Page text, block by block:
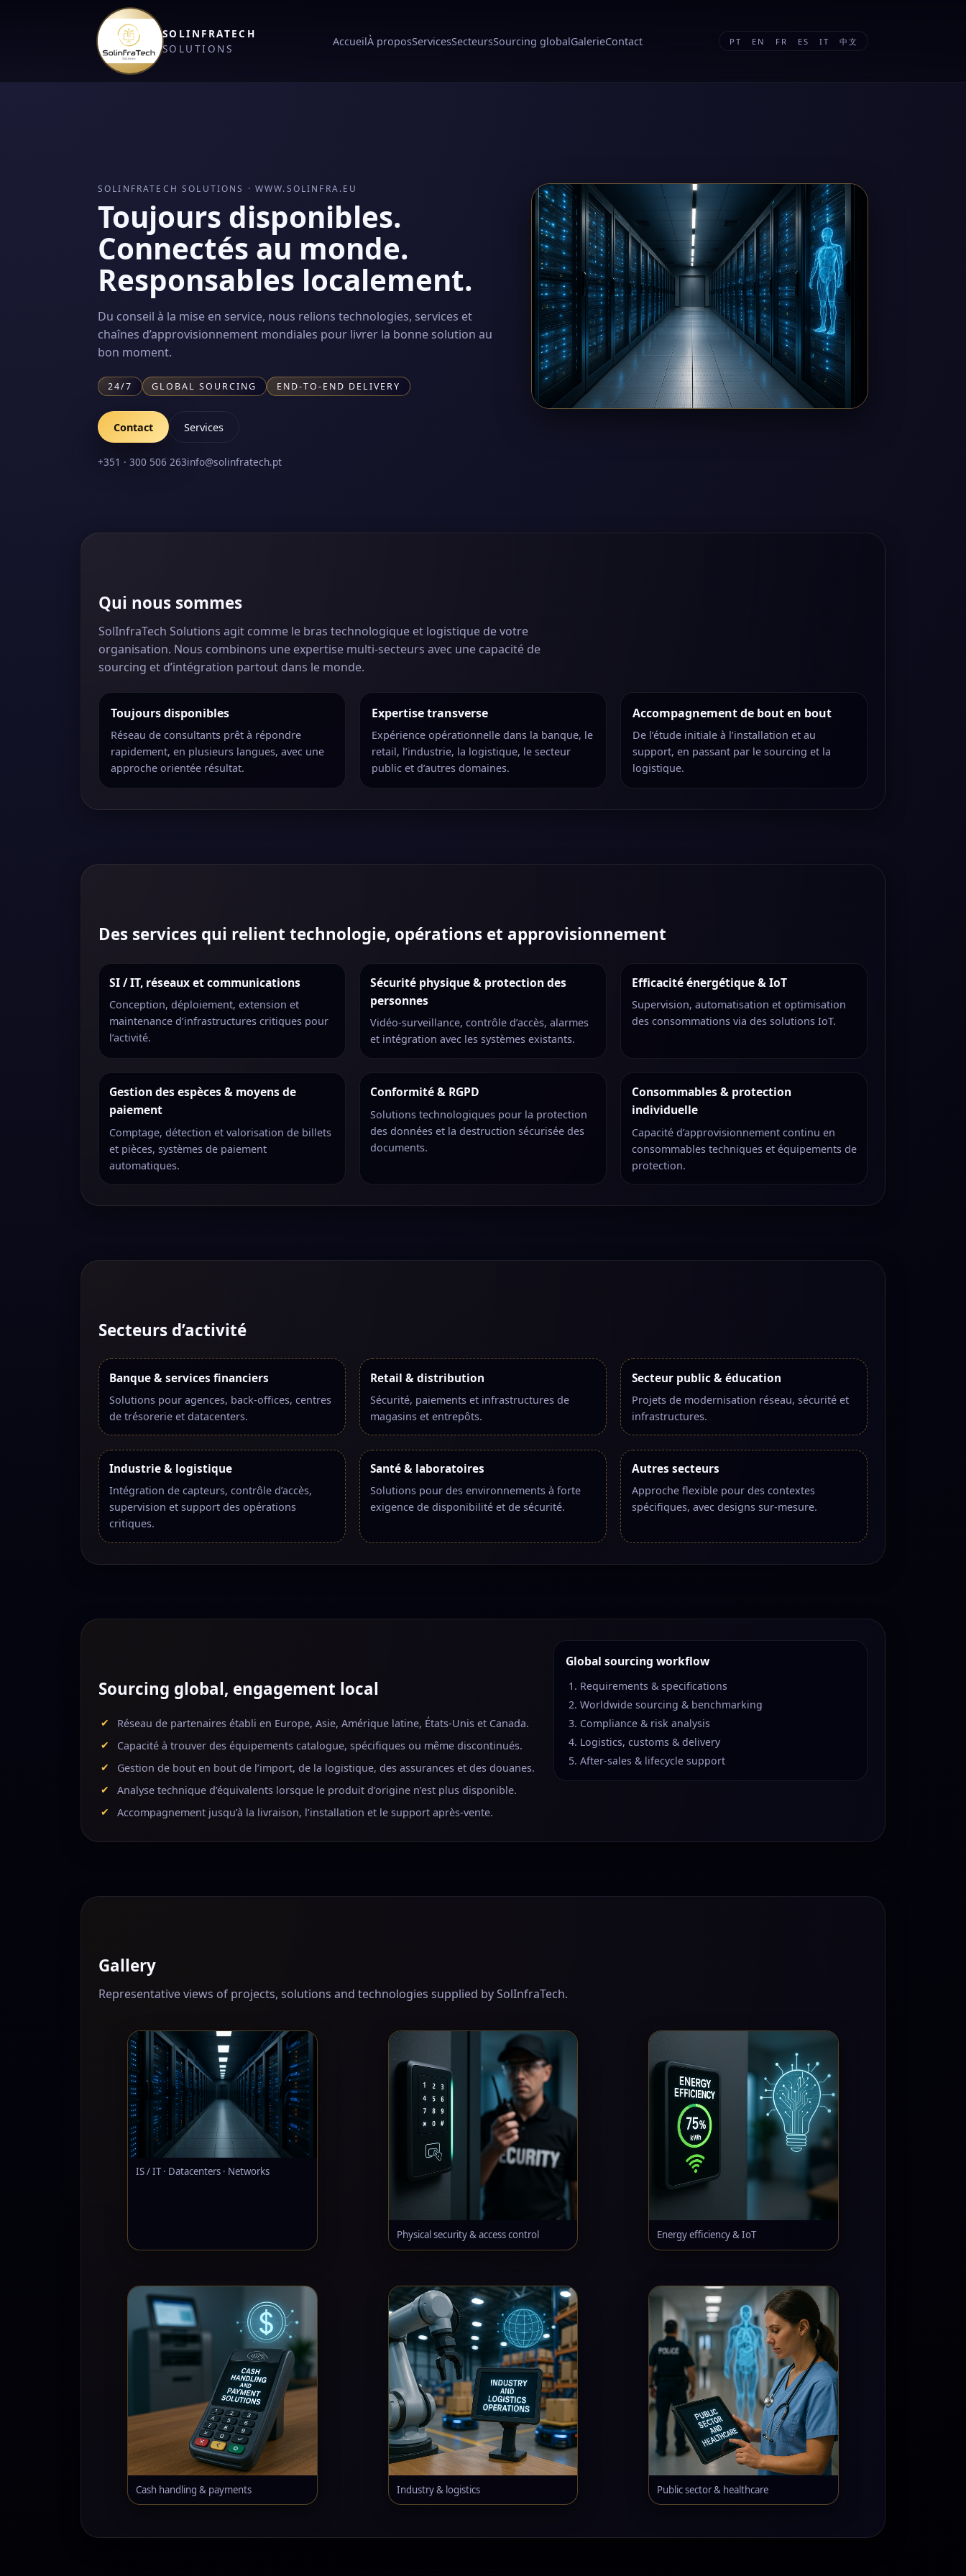
SOLINFRATECH
SOLUTIONS
AccueilÀ proposServicesSecteursSourcing globalGalerieContact PT EN FR ES IT 中文
SOLINFRATECH SOLUTIONS · WWW.SOLINFRA.EU
Toujours disponibles.
Connectés au monde.
Responsables localement.
Du conseil à la mise en service, nous relions technologies, services et
chaînes d’approvisionnement mondiales pour livrer la bonne solution au
bon moment.
24/7 GLOBAL SOURCING END-TO-END DELIVERY
Contact Services
+351 · 300 506 263info@solinfratech.pt
Qui nous sommes
SolInfraTech Solutions agit comme le bras technologique et logistique de votre
organisation. Nous combinons une expertise multi-secteurs avec une capacité de
sourcing et d’intégration partout dans le monde.
Toujours disponibles
Réseau de consultants prêt à répondre
rapidement, en plusieurs langues, avec une
approche orientée résultat.
Expertise transverse
Expérience opérationnelle dans la banque, le
retail, l’industrie, la logistique, le secteur
public et d’autres domaines.
Accompagnement de bout en bout
De l’étude initiale à l’installation et au
support, en passant par le sourcing et la
logistique.
Des services qui relient technologie, opérations et approvisionnement
SI / IT, réseaux et communications
Conception, déploiement, extension et
maintenance d’infrastructures critiques pour
l’activité.
Sécurité physique & protection des
personnes
Vidéo-surveillance, contrôle d’accès, alarmes
et intégration avec les systèmes existants.
Efficacité énergétique & IoT
Supervision, automatisation et optimisation
des consommations via des solutions IoT.
Gestion des espèces & moyens de
paiement
Comptage, détection et valorisation de billets
et pièces, systèmes de paiement
automatiques.
Conformité & RGPD
Solutions technologiques pour la protection
des données et la destruction sécurisée des
documents.
Consommables & protection
individuelle
Capacité d’approvisionnement continu en
consommables techniques et équipements de
protection.
Secteurs d’activité
Banque & services financiers
Solutions pour agences, back-offices, centres
de trésorerie et datacenters.
Retail & distribution
Sécurité, paiements et infrastructures de
magasins et entrepôts.
Secteur public & éducation
Projets de modernisation réseau, sécurité et
infrastructures.
Industrie & logistique
Intégration de capteurs, contrôle d’accès,
supervision et support des opérations
critiques.
Santé & laboratoires
Solutions pour des environnements à forte
exigence de disponibilité et de sécurité.
Autres secteurs
Approche flexible pour des contextes
spécifiques, avec designs sur-mesure.
Sourcing global, engagement local
Réseau de partenaires établi en Europe, Asie, Amérique latine, États-Unis et Canada.
Capacité à trouver des équipements catalogue, spécifiques ou même discontinués.
Gestion de bout en bout de l’import, de la logistique, des assurances et des douanes.
Analyse technique d’équivalents lorsque le produit d’origine n’est plus disponible.
Accompagnement jusqu’à la livraison, l’installation et le support après-vente.
Global sourcing workflow
Requirements & specifications
Worldwide sourcing & benchmarking
Compliance & risk analysis
Logistics, customs & delivery
After-sales & lifecycle support
Gallery
Representative views of projects, solutions and technologies supplied by SolInfraTech.
IS / IT · Datacenters · Networks
Physical security & access control Energy efficiency & IoT
Cash handling & payments Industry & logistics Public sector & healthcare